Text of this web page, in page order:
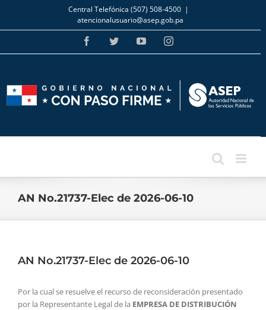
Skip
to
content
Central Telefónica (507) 508-4500 |
atencionalusuario@asep.gob.pa
FacebookTwitterYouTubeInstagram
AN No.21737-Elec de 2026-06-10
AN No.21737-Elec de 2026-06-10
Por la cual se resuelve el recurso de reconsideración presentado
por la Representante Legal de la EMPRESA DE DISTRIBUCIÓN